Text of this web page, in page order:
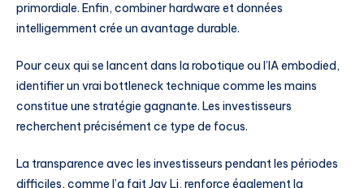
primordiale. Enfin, combiner hardware et données
intelligemment crée un avantage durable.
Pour ceux qui se lancent dans la robotique ou l’IA embodied,
identifier un vrai bottleneck technique comme les mains
constitue une stratégie gagnante. Les investisseurs
recherchent précisément ce type de focus.
La transparence avec les investisseurs pendant les périodes
difficiles, comme l’a fait Jay Li, renforce également la